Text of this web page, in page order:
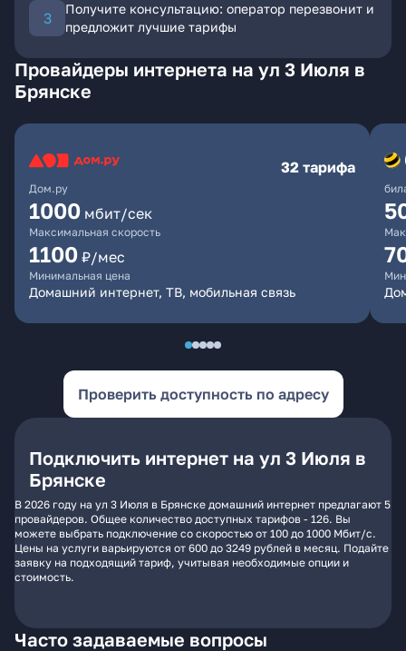
Получите консультацию: оператор перезвонит и
предложит лучшие тарифы
Провайдеры интернета на ул 3 Июля в
Брянске
Дом.ру
32 тарифа
1000 мбит/сек
Максимальная скорость
1100 ₽/мес
Минимальная цена
Домашний интернет, ТВ, мобильная связь
Проверить доступность по адресу
Подключить интернет на ул 3 Июля в
Брянске
В 2026 году на ул 3 Июля в Брянске домашний интернет предлагают 5
провайдеров. Общее количество доступных тарифов - 126. Вы
можете выбрать подключение со скоростью от 100 до 1000 Мбит/с.
Цены на услуги варьируются от 600 до 3249 рублей в месяц. Подайте
заявку на подходящий тариф, учитывая необходимые опции и
стоимость.
Часто задаваемые вопросы